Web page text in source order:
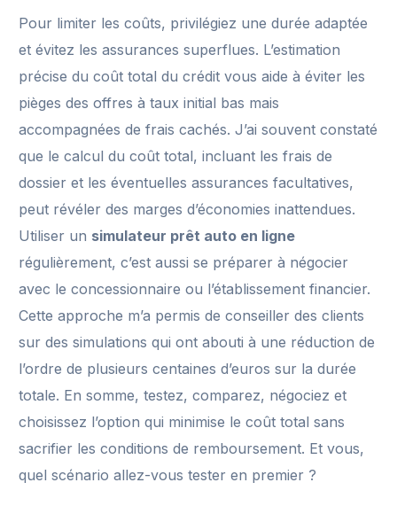
Pour limiter les coûts, privilégiez une durée adaptée
et évitez les assurances superflues. L’estimation
précise du coût total du crédit vous aide à éviter les
pièges des offres à taux initial bas mais
accompagnées de frais cachés. J’ai souvent constaté
que le calcul du coût total, incluant les frais de
dossier et les éventuelles assurances facultatives,
peut révéler des marges d’économies inattendues.
Utiliser un simulateur prêt auto en ligne
régulièrement, c’est aussi se préparer à négocier
avec le concessionnaire ou l’établissement financier.
Cette approche m’a permis de conseiller des clients
sur des simulations qui ont abouti à une réduction de
l’ordre de plusieurs centaines d’euros sur la durée
totale. En somme, testez, comparez, négociez et
choisissez l’option qui minimise le coût total sans
sacrifier les conditions de remboursement. Et vous,
quel scénario allez-vous tester en premier ?